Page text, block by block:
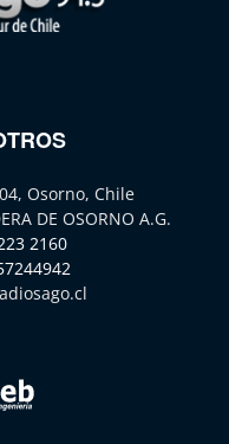
Osorno, Chile
DE OSORNO A.G.
2160